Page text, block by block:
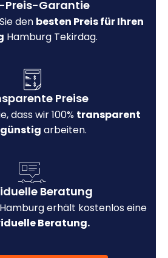
Preis-Garantie
den besten Preis für Ihren
Hamburg Tekirdag.
Preise
dass wir 100% transparent
arbeiten.
Beratung
erhält kostenlos eine
Beratung.